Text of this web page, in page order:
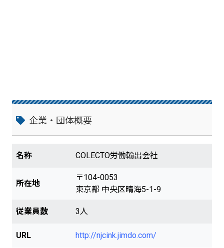
企業・団体概要
名称 COLECTO労働輸出会社
所在地
〒104-0053
東京都 中央区晴海5-1-9
従業員数 3人
URL http://njcink.jimdo.com/